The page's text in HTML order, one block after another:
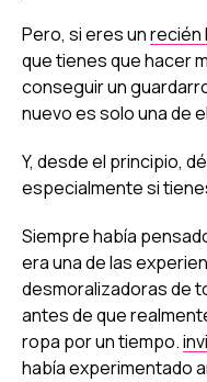
Pero, si eres unrecién
que tienes que hacer
conseguir un
nuevo es solo una de
Y, desde el principio,
especialmente si
Siempre había
era una de las
desmoralizadoras de
antes de que
ropa por un tiempo.
había experimentado